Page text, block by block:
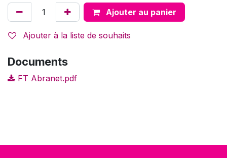
Ajouter au panier
Ajouter à la liste de souhaits
Documents
FT Abranet.pdf